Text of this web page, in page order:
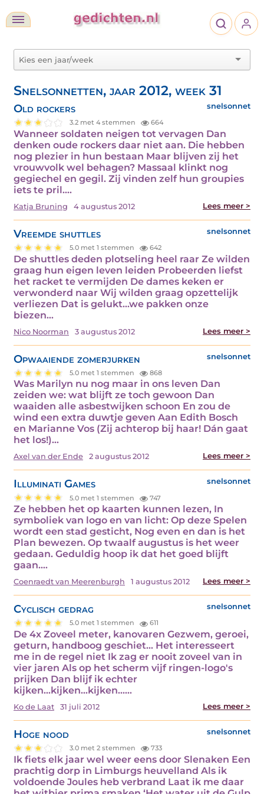
Snelsonnetten, jaar 2012, week 31
Old rockers snelsonnet
3.2 met 4 stemmen 664
Wanneer soldaten neigen tot vervagen Dan
denken oude rockers daar niet aan. Die hebben
nog plezier in hun bestaan Maar blijven zij het
vrouwvolk wel behagen? Massaal klinkt nog
gegiechel en gegil. Zij vinden zelf hun groupies
iets te pril.…
Katja Bruning 4 augustus 2012 Lees meer >
Vreemde shuttles snelsonnet
5.0 met 1 stemmen 642
De shuttles deden plotseling heel raar Ze wilden
graag hun eigen leven leiden Probeerden liefst
het racket te vermijden De dames keken er
verwonderd naar Wij wilden graag opzettelijk
verliezen Dat is gelukt...we pakken onze
biezen…
Nico Noorman 3 augustus 2012 Lees meer >
Opwaaiende zomerjurken snelsonnet
5.0 met 1 stemmen 868
Was Marilyn nu nog maar in ons leven Dan
zeiden we: wat blijft ze toch gewoon Dan
waaiden alle asbestwijken schoon En zou de
wind een extra duwtje geven Aan Edith Bosch
en Marianne Vos (Zij achterop bij haar! Dán gaat
het los!)…
Axel van der Ende 2 augustus 2012 Lees meer >
Illuminati Games snelsonnet
5.0 met 1 stemmen 747
Ze hebben het op kaarten kunnen lezen, In
symboliek van logo en van licht: Op deze Spelen
wordt een stad gesticht, Nog even en dan is het
Plan bewezen. Op twaalf augustus is het weer
gedaan. Geduldig hoop ik dat het goed blijft
gaan.…
Coenraedt van Meerenburgh 1 augustus 2012 Lees meer >
Cyclisch gedrag snelsonnet
5.0 met 1 stemmen 611
De 4x Zoveel meter, kanovaren Gezwem, geroei,
geturn, handboog geschiet... Het interesseert
me in de regel niet Ik zag er nooit zoveel van in
vier jaren Als op het scherm vijf ringen-logo's
prijken Dan blijf ik echter
kijken...kijken...kijken...…
Ko de Laat 31 juli 2012 Lees meer >
Hoge nood snelsonnet
3.0 met 2 stemmen 733
Ik fiets elk jaar wel weer eens door Slenaken Een
prachtig dorp in Limburgs heuvelland Als ik
voldoende Joules heb verbrand Laat ik me daar